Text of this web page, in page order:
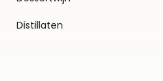
Distillaten